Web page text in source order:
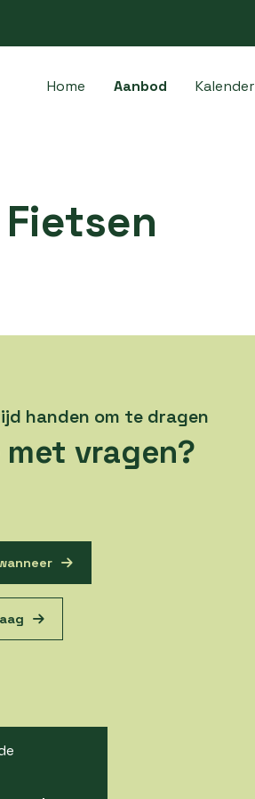
Home Aanbod Kalender
Fietsen
handen om te dragen
vragen?